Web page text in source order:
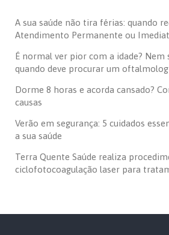
A sua saúde não tira férias: quando
Atendimento Permanente ou
É normal ver pior com a idade? Nem
quando deve procurar um
Dorme 8 horas e acorda cansado?
causas
Verão em segurança: 5 cuidados
a sua saúde
Terra Quente Saúde realiza
ciclofotocoagulação laser para